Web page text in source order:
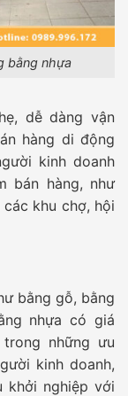
bằng nhựa
dễ dàng vận
hàng di động
kinh doanh
bán hàng, như
khu chợ, hội
bằng gỗ, bằng
nhựa có giá
những ưu
kinh doanh,
khởi nghiệp với